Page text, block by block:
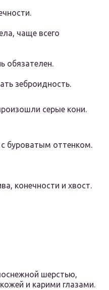
чаще всего
обязателен.
зеброидность.
серые кони.
буроватым оттенком.
конечности и хвост.
шерстью,
и карими глазами.